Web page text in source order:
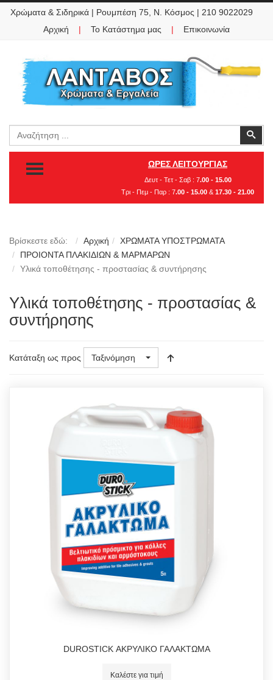
Χρώματα & Σιδηρικά | Ρουμπέση 75, Ν. Κόσμος | 210 9022029
Αρχική
| Το Κατάστημα μας | Επικοινωνία
Αναζήτηση
TOGGLE MENUΩΡΕΣ ΛΕΙΤΟΥΡΓΙΑΣ
Δευτ - Τετ - Σαβ : 7.00 - 15.00
Τρι - Πεμ - Παρ : 7.00 - 15.00 & 17.30 - 21.00
Βρίσκεστε εδώ: Αρχική
ΧΡΩΜΑΤΑ ΥΠΟΣΤΡΩΜΑΤΑ
ΠΡΟΙΟΝΤΑ ΠΛΑΚΙΔΙΩΝ & ΜΑΡΜΑΡΩΝ
Υλικά τοποθέτησης - προστασίας & συντήρησης
Υλικά τοποθέτησης - προστασίας &
συντήρησης
Κατάταξη ως προς Ταξινόμηση
DUROSTICK ΑΚΡΥΛΙΚΟ ΓΑΛΑΚΤΩΜΑ
Καλέστε για τιμή